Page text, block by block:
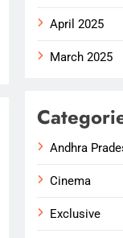
April 2025
March 2025
Andhra
Cinema
Exclusive